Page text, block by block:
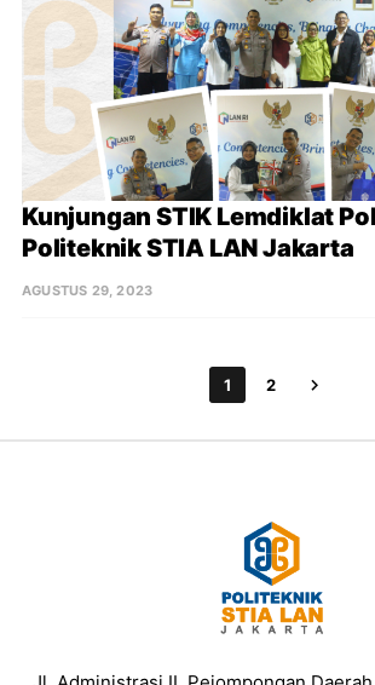
Kunjungan STIK Lemdiklat
Politeknik STIA LAN Jakarta
AGUSTUS 29, 2023
1 2